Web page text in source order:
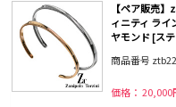
【ペア販売
ィニティ ライ
ヤモンド [ス
商品番号
価格： 20,000